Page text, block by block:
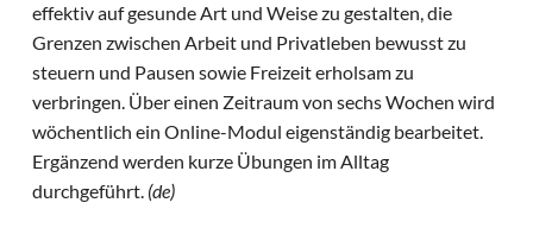
effektiv auf gesunde Art und Weise zu gestalten, die
Grenzen zwischen Arbeit und Privatleben bewusst zu
steuern und Pausen sowie Freizeit erholsam zu
verbringen. Über einen Zeitraum von sechs Wochen wird
wöchentlich ein Online-Modul eigenständig bearbeitet.
Ergänzend werden kurze Übungen im Alltag
durchgeführt. (de)